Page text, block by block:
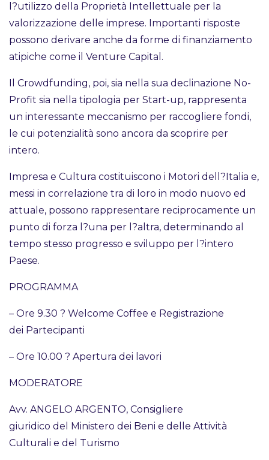
l?utilizzo della Proprietà Intellettuale per la
valorizzazione delle imprese. Importanti risposte
possono derivare anche da forme di finanziamento
atipiche come il Venture Capital.
Il Crowdfunding, poi, sia nella sua declinazione No-
Profit sia nella tipologia per Start-up, rappresenta
un interessante meccanismo per raccogliere fondi,
le cui potenzialità sono ancora da scoprire per
intero.
Impresa e Cultura costituiscono i Motori dell?Italia e,
messi in correlazione tra di loro in modo nuovo ed
attuale, possono rappresentare reciprocamente un
punto di forza l?una per l?altra, determinando al
tempo stesso progresso e sviluppo per l?intero
Paese.
PROGRAMMA
– Ore 9.30 ? Welcome Coffee e Registrazione
dei Partecipanti
– Ore 10.00 ? Apertura dei lavori
MODERATORE
Avv. ANGELO ARGENTO, Consigliere
giuridico del Ministero dei Beni e delle Attività
Culturali e del Turismo